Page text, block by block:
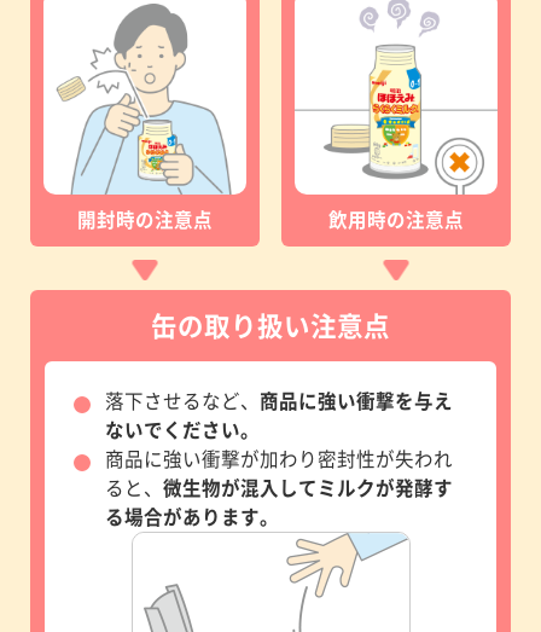
開封時の注意点 飲用時の注意点
缶の取り扱い注意点
落下させるなど、 商品に強い衝撃を与え
ないでください。
商品に強い衝撃が加わり密封性が失われ
ると、 微生物が混入してミルクが発酵す
る場合があります。